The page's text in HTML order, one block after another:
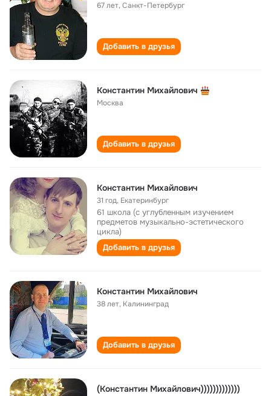
67 лет,Санкт-Петербург
Добавить в друзья
Константин Михайлович
Москва
Добавить в друзья
Константин Михайлович
31 год, Екатеринбург
61 школа (с углубленным изучением
предметов музыкально-эстетического
цикла)
Добавить в друзья
Константин Михайлович
38 лет, Калининград
Добавить в друзья
(Константин Михайлович)))))))))))))